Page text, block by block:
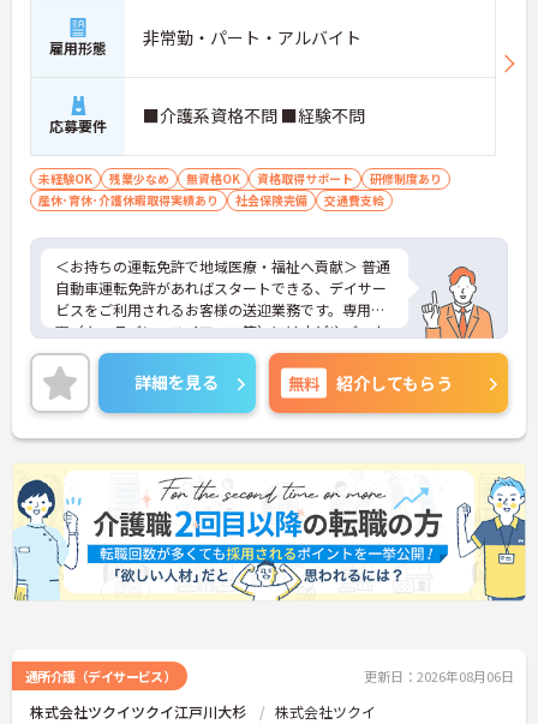
雇用形態 非常勤・パート・アルバイト
応募要件 ■介護系資格不問 ■経験不問
未経験OK 残業少なめ 無資格OK 資格取得サポート
研修制度あり
産休･育休･介護休暇取得実績あり
社会保険完備 交通費支給
＜お持ちの運転免許で地域医療・福祉へ貢献＞ 普通
自動車運転免許があればスタートできる、デイサー
ビスをご利用されるお客様の送迎業務です。専用車
両（キャラバン・ハイエース等）にはナビやバック
モニターが完備され、介護職員が添乗するため、お
客様との信頼関係を築きながら安全運転に専念し、
直接「ありがとう」と感謝されるやりがいを得られ
ます。
＜スキマ時間」を有効活用し、ご自身のペースで働
ける＞勤務は朝（08:10～10:30）と夕方（16:15～1
8:00）のみで、日中の時間は一旦帰宅して自由に過
ごすことができます。Wワークや副業とも両立しや
すく、月平均労働時間もしっかり管理されているた
め、身体への負担を抑えながら長く働き続けられま
す。
詳細を見る 無料 紹介してもらう
通所介護（デイサービス） 更新日：2026年08月06日
株式会社ツクイツクイ江戸川大杉 株式会社ツクイ